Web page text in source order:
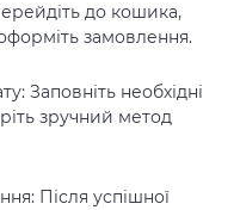
до кошика,
замовлення.
Заповніть необхідні
зручний метод
Після успішної